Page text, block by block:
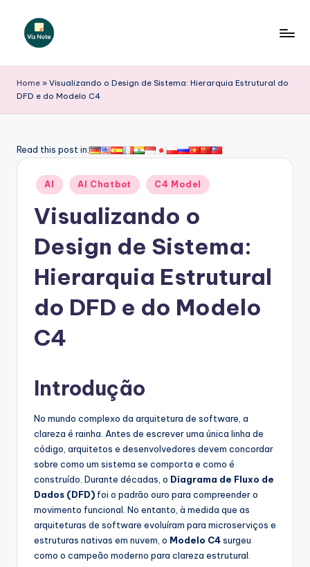
iz
N
t
A
si
Home » Visualizando o Design de Sistema: Hierarquia Estrutural do
DFD e do Modelo C4
Read this post in:
Posted
in
AI AI Chatbot C4 Model
Visualizando o
Design de Sistema:
Hierarquia Estrutural
do DFD e do Modelo
C4
Introdução
No mundo complexo da arquitetura de software, a
clareza é rainha. Antes de escrever uma única linha de
código, arquitetos e desenvolvedores devem concordar
sobre como um sistema se comporta e como é
construído. Durante décadas, o Diagrama de Fluxo de
Dados (DFD) foi o padrão ouro para compreender o
movimento funcional. No entanto, à medida que as
arquiteturas de software evoluíram para microserviços e
estruturas nativas em nuvem, o Modelo C4surgeu
como o campeão moderno para clareza estrutural.